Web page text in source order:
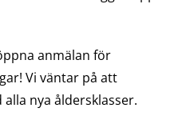
anmälan för
Vi väntar på att
nya åldersklasser.